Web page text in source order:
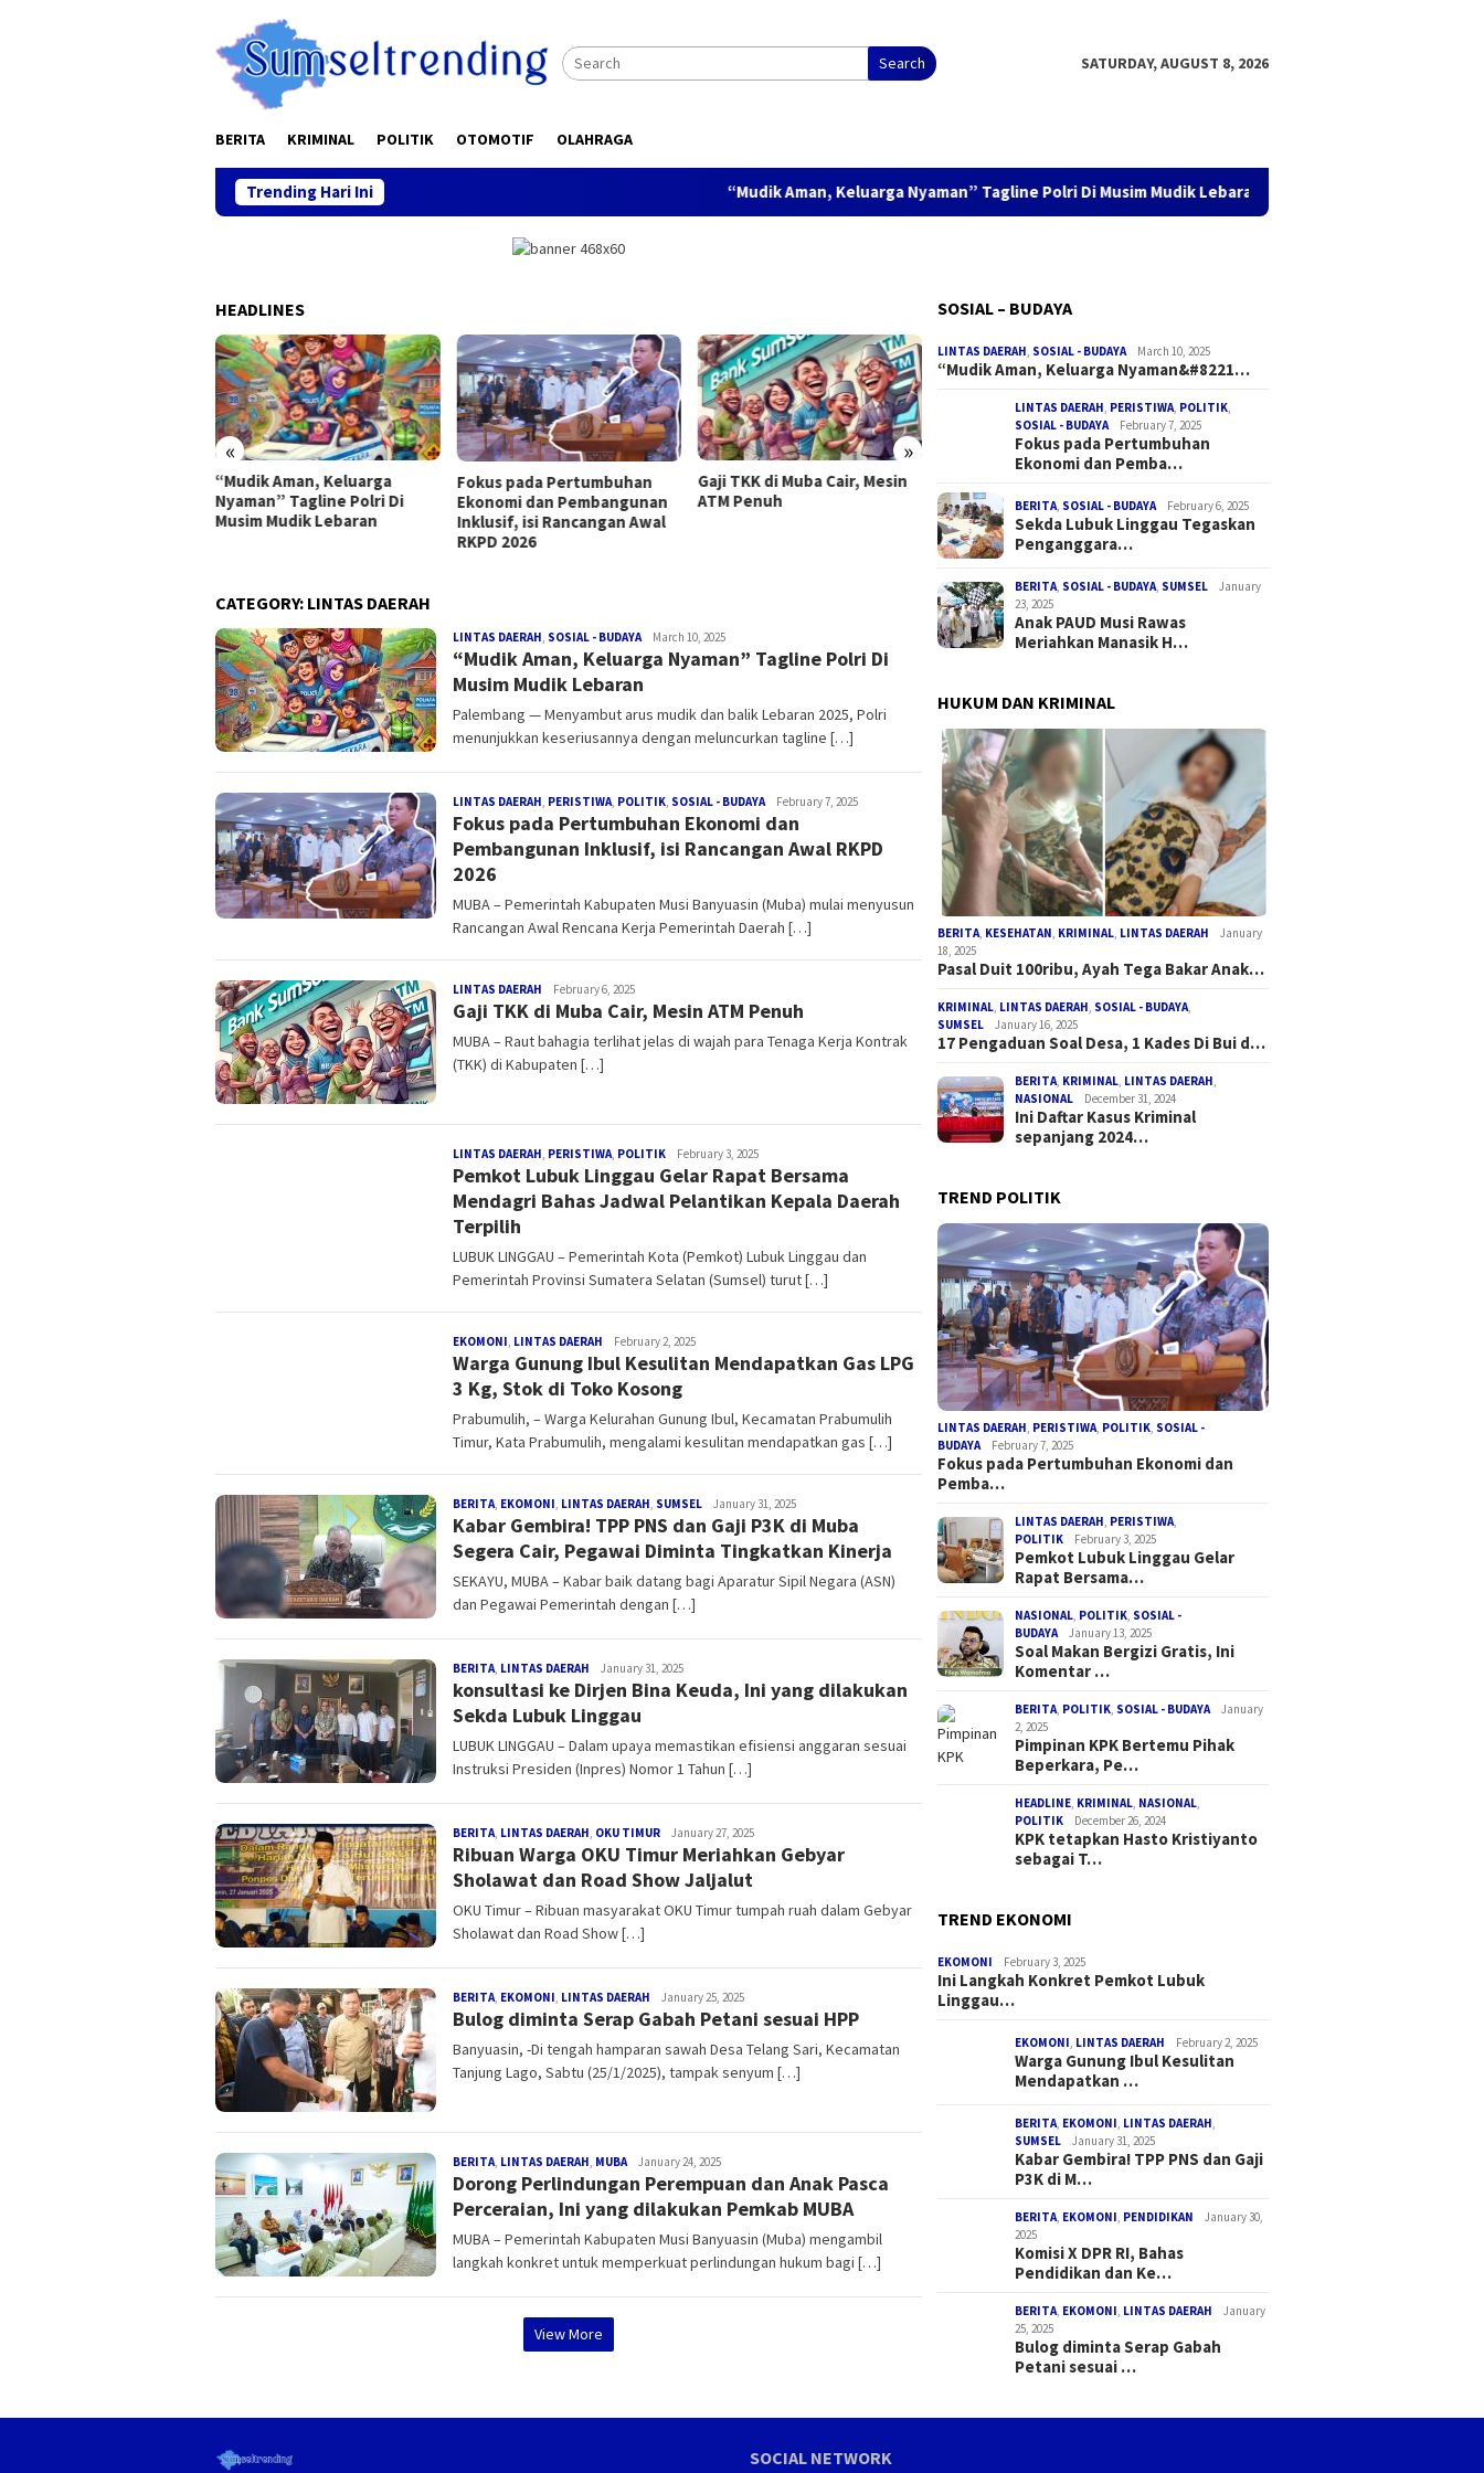
Search SATURDAY, AUGUST 8, 2026
BERITA KRIMINAL POLITIK OTOMOTIF OLAHRAGA
Trending Hari Ini “Mudik Aman, Keluarga Nyaman” Tagline Polri Di Musim Mudik Lebaran
HEADLINES
« »
Fokus pada Pertumbuhan
Ekonomi dan Pembangunan
Inklusif, isi Rancangan Awal
Gaji TKK di Muba Cair, Mesin
ATM Penuh
Sekda Lubuk Linggau
Tegaskan Penganggaran Gaji
Honor Pendamping Desa
Terhambat, Ini
Penyebabnya!
Nyaman” Tagline Polri Di
Musim Mudik Lebaran
CATEGORY: LINTAS DAERAH
LINTAS DAERAH, SOSIAL - BUDAYARedaksi
March 10, 2025
“Mudik Aman, Keluarga Nyaman” Tagline Polri Di
Musim Mudik Lebaran
Palembang — Menyambut arus mudik dan balik Lebaran 2025, Polri
menunjukkan keseriusannya dengan meluncurkan tagline […]
LINTAS DAERAH, PERISTIWA, POLITIK, SOSIAL - BUDAYARedaksi
February 7, 2025
Fokus pada Pertumbuhan Ekonomi dan
Pembangunan Inklusif, isi Rancangan Awal RKPD
2026
MUBA – Pemerintah Kabupaten Musi Banyuasin (Muba) mulai menyusun
Rancangan Awal Rencana Kerja Pemerintah Daerah […]
LINTAS DAERAH Redaksi
February 6, 2025
Gaji TKK di Muba Cair, Mesin ATM Penuh
MUBA – Raut bahagia terlihat jelas di wajah para Tenaga Kerja Kontrak
(TKK) di Kabupaten […]
LINTAS DAERAH, PERISTIWA, POLITIK Redaksi
February 3, 2025
Pemkot Lubuk Linggau Gelar Rapat Bersama
Mendagri Bahas Jadwal Pelantikan Kepala Daerah
Terpilih
LUBUK LINGGAU – Pemerintah Kota (Pemkot) Lubuk Linggau dan
Pemerintah Provinsi Sumatera Selatan (Sumsel) turut […]
EKOMONI, LINTAS DAERAH Redaksi
February 2, 2025
Warga Gunung Ibul Kesulitan Mendapatkan Gas LPG
3 Kg, Stok di Toko Kosong
Prabumulih, – Warga Kelurahan Gunung Ibul, Kecamatan Prabumulih
Timur, Kata Prabumulih, mengalami kesulitan mendapatkan gas […]
BERITA, EKOMONI, LINTAS DAERAH, SUMSEL Redaksi
January 31, 2025
Kabar Gembira! TPP PNS dan Gaji P3K di Muba
Segera Cair, Pegawai Diminta Tingkatkan Kinerja
SEKAYU, MUBA – Kabar baik datang bagi Aparatur Sipil Negara (ASN)
dan Pegawai Pemerintah dengan […]
BERITA, LINTAS DAERAH Redaksi
January 31, 2025
konsultasi ke Dirjen Bina Keuda, Ini yang dilakukan
Sekda Lubuk Linggau
LUBUK LINGGAU – Dalam upaya memastikan efisiensi anggaran sesuai
Instruksi Presiden (Inpres) Nomor 1 Tahun […]
BERITA, LINTAS DAERAH, OKU TIMUR Redaksi
January 27, 2025
Ribuan Warga OKU Timur Meriahkan Gebyar
Sholawat dan Road Show Jaljalut
OKU Timur – Ribuan masyarakat OKU Timur tumpah ruah dalam Gebyar
Sholawat dan Road Show […]
BERITA, EKOMONI, LINTAS DAERAH Redaksi
January 25, 2025
Bulog diminta Serap Gabah Petani sesuai HPP
Banyuasin, -Di tengah hamparan sawah Desa Telang Sari, Kecamatan
Tanjung Lago, Sabtu (25/1/2025), tampak senyum […]
BERITA, LINTAS DAERAH, MUBARedaksi
January 24, 2025
Dorong Perlindungan Perempuan dan Anak Pasca
Perceraian, Ini yang dilakukan Pemkab MUBA
MUBA – Pemerintah Kabupaten Musi Banyuasin (Muba) mengambil
langkah konkret untuk memperkuat perlindungan hukum bagi […]
View More
SOSIAL – BUDAYA
LINTAS DAERAH, SOSIAL - BUDAYA March 10, 2025
“Mudik Aman, Keluarga Nyaman&#8221…
LINTAS DAERAH, PERISTIWA, POLITIK,
SOSIAL - BUDAYA
February 7, 2025
Fokus pada Pertumbuhan
Ekonomi dan Pemba…
BERITA, SOSIAL - BUDAYA February 6, 2025
Sekda Lubuk Linggau Tegaskan
Penganggara…
BERITA, SOSIAL - BUDAYA, SUMSEL
January
23, 2025
Anak PAUD Musi Rawas
Meriahkan Manasik H…
HUKUM DAN KRIMINAL
BERITA KESEHATAN KRIMINAL LINTAS DAERAH
January
18, 2025
Pasal Duit 100ribu, Ayah Tega Bakar Anak…
KRIMINAL LINTAS DAERAH SOSIAL - BUDAYA
SUMSEL
January 16, 2025
17 Pengaduan Soal Desa, 1 Kades Di Bui d…
BERITA KRIMINAL LINTAS DAERAH
NASIONAL
December 31, 2024
Ini Daftar Kasus Kriminal
sepanjang 2024…
TREND POLITIK
LINTAS DAERAH PERISTIWA POLITIK SOSIAL -
BUDAYA
February 7, 2025
Fokus pada Pertumbuhan Ekonomi dan
Pemba…
LINTAS DAERAH PERISTIWA
POLITIK
February 3, 2025
Pemkot Lubuk Linggau Gelar
Rapat Bersama…
NASIONAL POLITIK SOSIAL -
BUDAYA
January 13, 2025
Soal Makan Bergizi Gratis, Ini
Komentar …
BERITA POLITIK SOSIAL - BUDAYA
January
2, 2025
Pimpinan KPK Bertemu Pihak
Beperkara, Pe…
HEADLINE KRIMINAL NASIONAL
POLITIK
December 26, 2024
KPK tetapkan Hasto Kristiyanto
sebagai T…
TREND EKONOMI
EKOMONI February 3, 2025
Ini Langkah Konkret Pemkot Lubuk
Linggau…
EKOMONI LINTAS DAERAH February 2, 2025
Warga Gunung Ibul Kesulitan
Mendapatkan …
BERITA EKOMONI LINTAS DAERAH
SUMSEL
January 31, 2025
Kabar Gembira! TPP PNS dan Gaji
P3K di M…
BERITA EKOMONI PENDIDIKAN
January 30,
2025
Komisi X DPR RI, Bahas
Pendidikan dan Ke…
BERITA EKOMONI LINTAS DAERAH
January
25, 2025
Bulog diminta Serap Gabah
Petani sesuai …
SOCIAL NETWORK